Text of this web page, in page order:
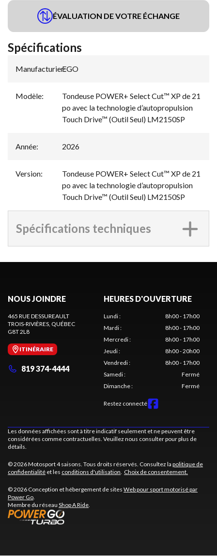
ÉVALUATION DE VOTRE ÉCHANGE
Spécifications
Manufacturier:
EGO
Modèle:
Tondeuse POWER+ Select Cut™ XP de 21
po avec la technologie d’autopropulsion
Touch Drive™ (Outil Seul) LM2150SP
Année: 2026
Version:
Tondeuse POWER+ Select Cut™ XP de 21
po avec la technologie d’autopropulsion
Touch Drive™ (Outil Seul) LM2150SP
Spécifications techniques
NOUS JOINDRE
465 RUE DESSUREAULT
TROIS-RIVIÈRES, QUÉBEC
G8T 2L8
ITINÉRAIRE
819 374-4444
HEURES D'OUVERTURE
Lundi:
8h00 - 17h00
Mardi:
8h00 - 17h00
Mercredi:
8h00 - 17h00
Jeudi:
8h00 - 20h00
Vendredi:
8h00 - 17h00
Samedi:
Fermé
Dimanche: Fermé
Restez connecté
Les données affichées sont à titre indicatif seulement et ne peuvent être
considérées comme contractuelles. Veuillez nous consulter pour plus de
détails.
© 2026 Motosport 4 saisons. Tous droits réservés. Consultez la politique de
confidentialité et les conditions d'utilisation. Choix de consentement.
© 2026 Conception et hébergement de sites Web pour sport motorisé par
Power Go.
Membre du réseau Shop A Ride.